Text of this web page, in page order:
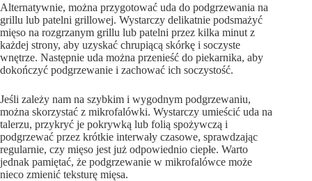
Alternatywnie, można przygotować uda do podgrzewania na
grillu lub patelni grillowej. Wystarczy delikatnie podsmażyć
mięso na rozgrzanym grillu lub patelni przez kilka minut z
każdej strony, aby uzyskać chrupiącą skórkę i soczyste
wnętrze. Następnie uda można przenieść do piekarnika, aby
dokończyć podgrzewanie i zachować ich soczystość.
Jeśli zależy nam na szybkim i wygodnym podgrzewaniu,
można skorzystać z mikrofalówki. Wystarczy umieścić uda na
talerzu, przykryć je pokrywką lub folią spożywczą i
podgrzewać przez krótkie interwały czasowe, sprawdzając
regularnie, czy mięso jest już odpowiednio ciepłe. Warto
jednak pamiętać, że podgrzewanie w mikrofalówce może
nieco zmienić teksturę mięsa.